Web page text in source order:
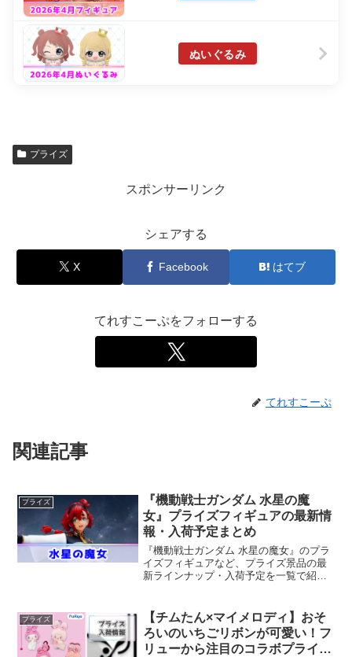
ぬいぐるみ
プライズ
スポンサーリンク
シェアする
X Facebook はてブ
てれすこーぷをフォローする
てれすこーぷ
関連記事
プライズ
『機動戦士ガンダム 水星の魔
女』プライズフィギュアの最新情
報・入荷予定まとめ
『機動戦士ガンダム 水星の魔女』のプラ
イズフィギュアなど、プライズ景品の最
新ラインナップ・入荷予定を一覧で紹
プライズ
【チムたん×マイメロディ】おそ
ろいのいちごリボンが可愛い！フ
リューから注目のコラボプライズ